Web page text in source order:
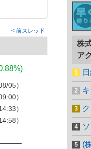
前スレッド
05）
）
）
）
株
ア
(